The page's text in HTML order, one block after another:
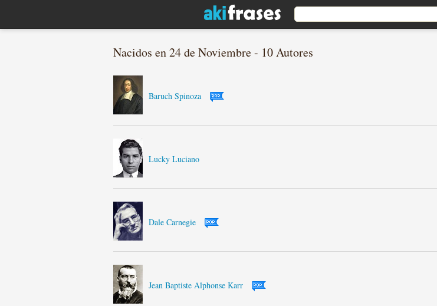
Nacidos en 24 de Noviembre - 10 Autores
Baruch Spinoza
Lucky Luciano
Dale Carnegie
Jean Baptiste Alphonse Karr